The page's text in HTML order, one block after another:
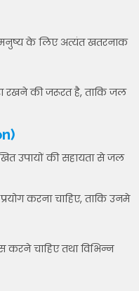
मनुष्य के लिए अत्यंत खतरनाक
रखने की जरूरत है, ताकि जल
उपायों की सहायता से जल
करना चाहिए, ताकि उनमे
चाहिए तथा विभिन्न